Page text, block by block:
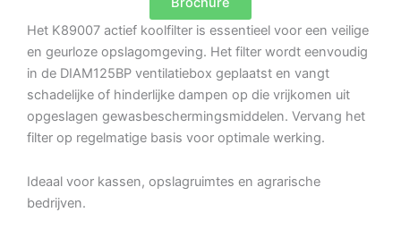
Het K89007 actief koolfilter is essentieel voor een veilige
en geurloze opslagomgeving. Het filter wordt eenvoudig
in de DIAM125BP ventilatiebox geplaatst en vangt
schadelijke of hinderlijke dampen op die vrijkomen uit
opgeslagen gewasbeschermingsmiddelen. Vervang het
filter op regelmatige basis voor optimale werking.
Ideaal voor kassen, opslagruimtes en agrarische
bedrijven.